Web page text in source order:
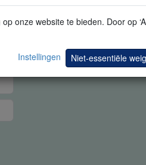
onze website te bieden. Door op
Instellingen
Niet-essentiële